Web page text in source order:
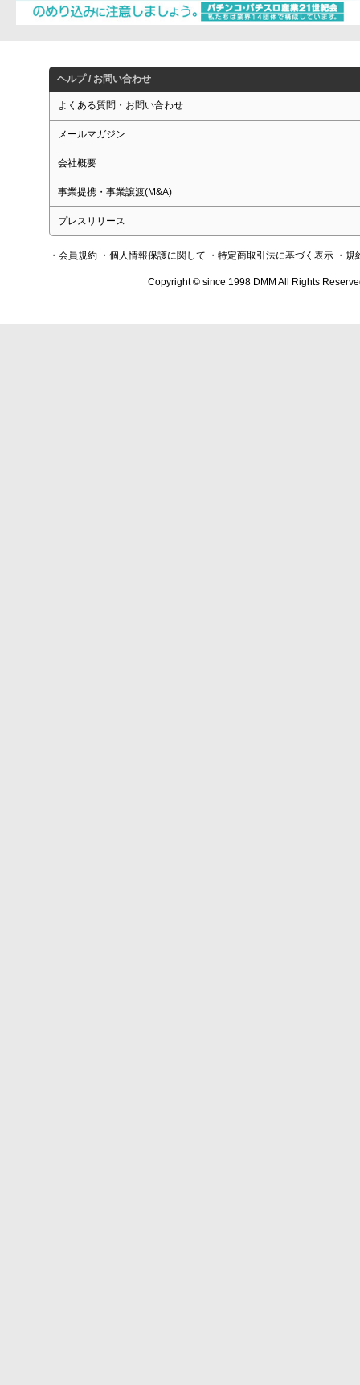
ヘルプ / お問い合わせ
よくある質問・お問い合わせ
メールマガジン
会社概要
事業提携・事業譲渡(M&A)
プレスリリース
・会員規約 ・個人情報保護に関して ・特定商取引法に基づく表示 ・規
Copyright © since 1998 DMM All Rights